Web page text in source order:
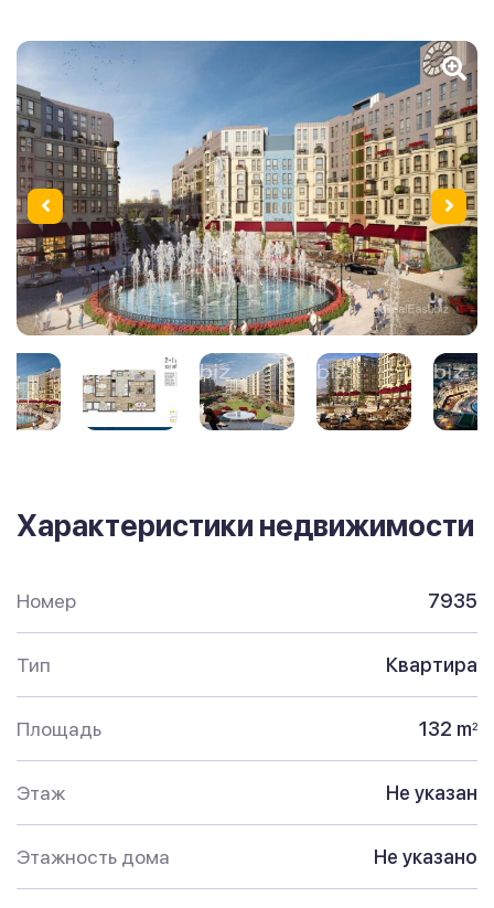
Характеристики недвижимости
Номер 7935
Тип Квартира
Площадь 132 m2
Этаж Не указан
Этажность дома Не указано